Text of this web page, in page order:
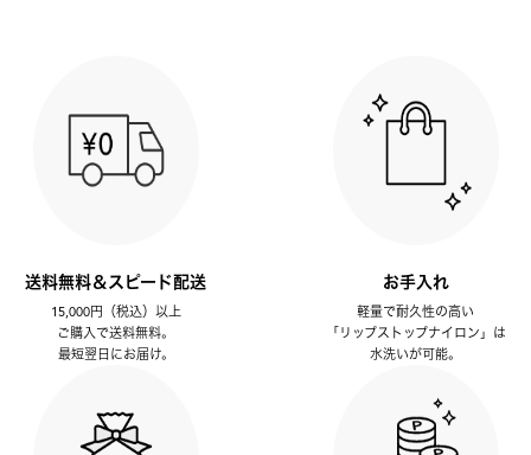
送料無料＆スピード配送
15,000円（税込）以上
ご購入で送料無料。
最短翌日にお届け。
お手入れ
軽量で耐久性の高い
「リップストップナイロン」は
水洗いが可能。